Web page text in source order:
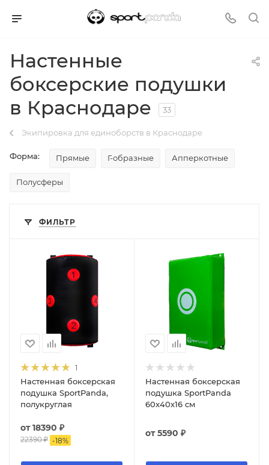
Настенные
боксерские подушки
в Краснодаре
33
Экипировка для единоборств в Краснодаре
Форма: Прямые Г-образные Апперкотные
Полусферы
ФИЛЬТР
1
Настенная боксерская
подушка SportPanda,
полукруглая
от18390 ₽
22390 ₽ -18%
Настенная боксерская
подушка SportPanda
60x40х16 cм
от5590 ₽